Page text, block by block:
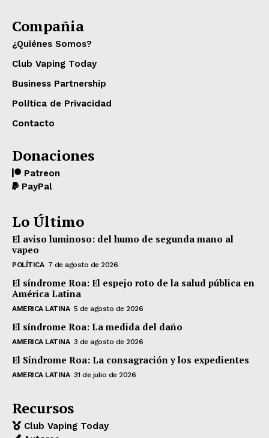
Compañia
¿Quiénes Somos?
Club Vaping Today
Business Partnership
Política de Privacidad
Contacto
Donaciones
Patreon
PayPal
Lo Último
El aviso luminoso: del humo de segunda mano al
vapeo
POLÍTICA 7 de agosto de 2026
El síndrome Roa: El espejo roto de la salud pública en
América Latina
AMERICA LATINA 5 de agosto de 2026
El síndrome Roa: La medida del daño
AMERICA LATINA 3 de agosto de 2026
El Síndrome Roa: La consagración y los expedientes
AMERICA LATINA 31 de julio de 2026
Recursos
Club Vaping Today